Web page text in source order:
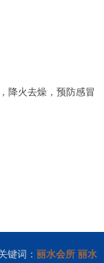
降火去燥，预防感冒
键词： 丽水会所 丽水